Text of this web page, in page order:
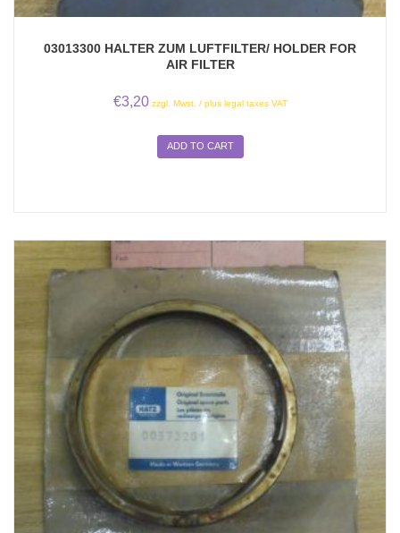
03013300 HALTER ZUM LUFTFILTER/ HOLDER FOR
AIR FILTER
€3,20 zzgl. Mwst. / plus legal taxes VAT
ADD TO CART